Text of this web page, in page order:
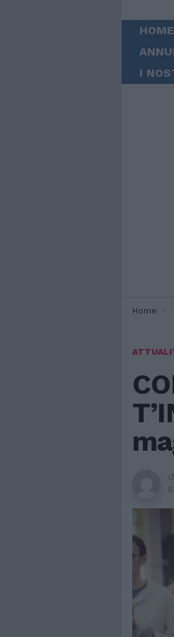
HOME
I
You are
Home